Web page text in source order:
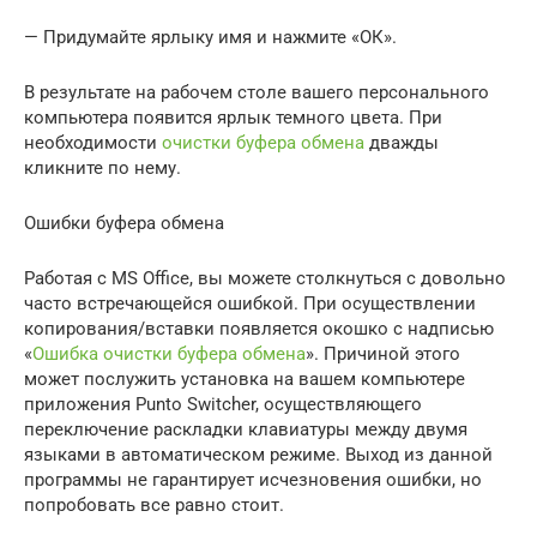
— Придумайте ярлыку имя и нажмите «ОК».
В результате на рабочем столе вашего персонального
компьютера появится ярлык темного цвета. При
необходимости очистки буфера обмена дважды
кликните по нему.
Ошибки буфера обмена
Работая с MS Office, вы можете столкнуться с довольно
часто встречающейся ошибкой. При осуществлении
копирования/вставки появляется окошко с надписью
«Ошибка очистки буфера обмена». Причиной этого
может послужить установка на вашем компьютере
приложения Punto Switcher, осуществляющего
переключение раскладки клавиатуры между двумя
языками в автоматическом режиме. Выход из данной
программы не гарантирует исчезновения ошибки, но
попробовать все равно стоит.